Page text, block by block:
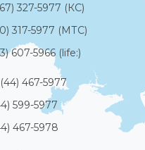
327-5977 (КС)
317-5977 (МТС)
607-5966 (life:)
467-5977
599-5977
467-5978